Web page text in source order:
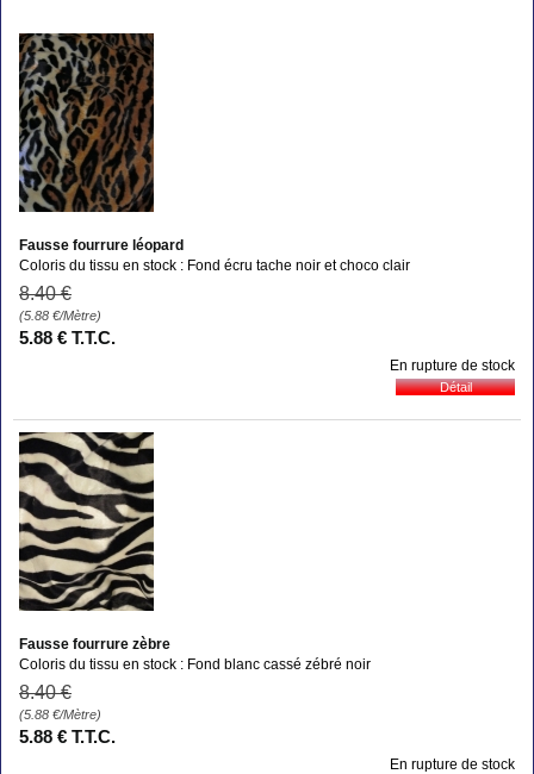
Fausse fourrure léopard
Coloris du tissu en stock : Fond écru tache noir et choco clair
8.40 €
(5.88 €/Mètre)
5.88 € T.T.C.
En rupture de stock
Fausse fourrure zèbre
Coloris du tissu en stock : Fond blanc cassé zébré noir
8.40 €
(5.88 €/Mètre)
5.88 € T.T.C.
En rupture de stock